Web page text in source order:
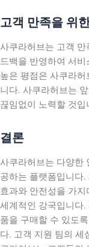
고객 만족을 위
사쿠라허브는 고객
드백을 반영하여 서
높은 평점은 사쿠라
니다. 사쿠라허브는
끊임없이 노력할 것입
결론
사쿠라허브는 다양한
공하는 플랫폼입니다
효과와 안전성을 가
세계적인 강국입니다
품을 구매할 수 있도
다. 고객 지원 팀의 세